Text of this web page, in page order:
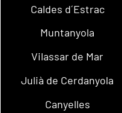
Caldes d´Estrac
Muntanyola
Vilassar de Mar
Julià de Cerdanyola
Canyelles